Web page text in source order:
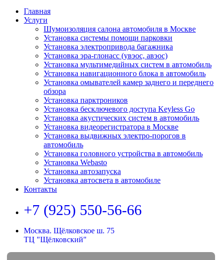
Главная
Услуги
Шумоизоляция салона автомобиля в Москве
Установка системы помощи парковки
Установка электропривода багажника
Установка эра-глонасс (увэос, авэос)
Установка мультимедийных систем в автомобиль
Установка навигационного блока в автомобиль
Установка омывателей камер заднего и переднего
обзора
Установка парктроников
Установка бесключевого доступа Keyless Go
Установка акустических систем в автомобиль
Установка видеорегистратора в Москве
Установка выдвижных электро-порогов в
автомобиль
Установка головного устройства в автомобиль
Установка Webasto
Установка автозапуска
Установка автосвета в автомобиле
Контакты
+7 (925) 550-56-66
Москва. Щёлковское ш. 75
ТЦ "Щёлковский"